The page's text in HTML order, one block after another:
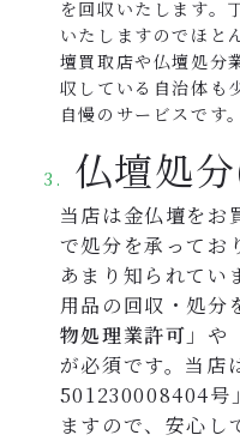
を回収いたします。
いたしますのでほと
壇買取店や仏壇処分
収している自治体も
自慢のサービスです。
仏壇処
当店は金仏壇をお
で処分を承ってお
あまり知られてい
用品の回収・処分
物処理業許可」 や
が必須です。当
501230008404号
ますので、安心し